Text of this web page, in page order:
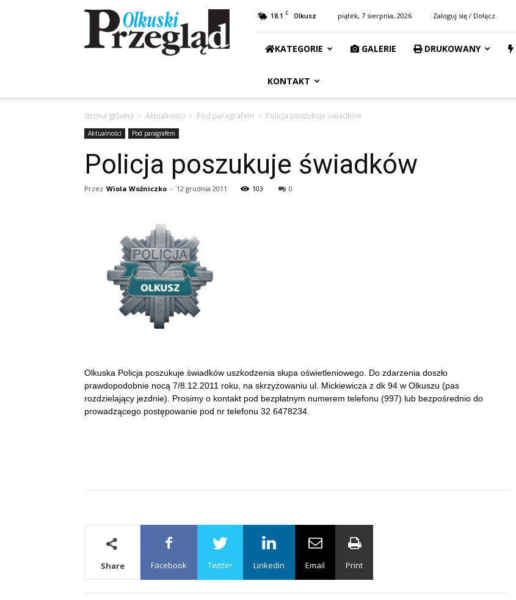
Przegląd
Olkuski
18.1 C Olkusz piątek, 7 sierpnia, 2026 Zaloguj się / Dołącz
KATEGORIE GALERIE DRUKOWANY
KONTAKT
Strona główna Aktualności Pod paragrafem Policja poszukuje świadków
Aktualności Pod paragrafem
Policja poszukuje świadków
Przez Wiola Woźniczko - 12 grudnia 2011 103 0
Olkuska Policja poszukuje świadków uszkodzenia słupa oświetleniowego. Do zdarzenia doszło
prawdopodobnie nocą 7/8.12.2011 roku, na skrzyżowaniu ul. Mickiewicza z dk 94 w Olkuszu (pas
rozdzielający jezdnie). Prosimy o kontakt pod bezpłatnym numerem telefonu (997) lub bezpośrednio do
prowadzącego postępowanie pod nr telefonu 32 6478234.
Share Facebook Twitter Linkedin Email Print